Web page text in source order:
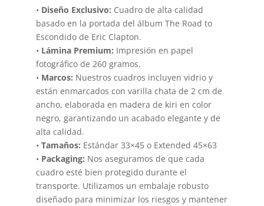
• Diseño Exclusivo: Cuadro de alta calidad
basado en la portada del álbum The Road to
Escondido de Eric Clapton.
• Lámina Premium: Impresión en papel
fotográfico de 260 gramos.
• Marcos: Nuestros cuadros incluyen vidrio y
están enmarcados con varilla chata de 2 cm de
ancho, elaborada en madera de kiri en color
negro, garantizando un acabado elegante y de
alta calidad.
• Tamaños: Estándar 33×45 o Extended 45×63
• Packaging: Nos aseguramos de que cada
cuadro esté bien protegido durante el
transporte. Utilizamos un embalaje robusto
diseñado para minimizar los riesgos y mantener